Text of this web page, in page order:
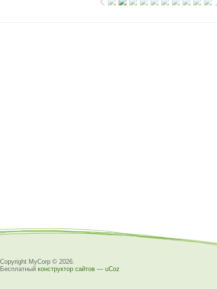
Copyright MyCorp © 2026
Бесплатный конструктор сайтов — uCoz